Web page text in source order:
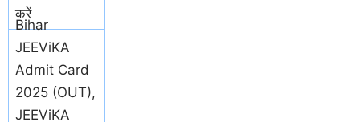
करें
Bihar
JEEViKA
Admit Card
2025 (OUT),
JEEViKA